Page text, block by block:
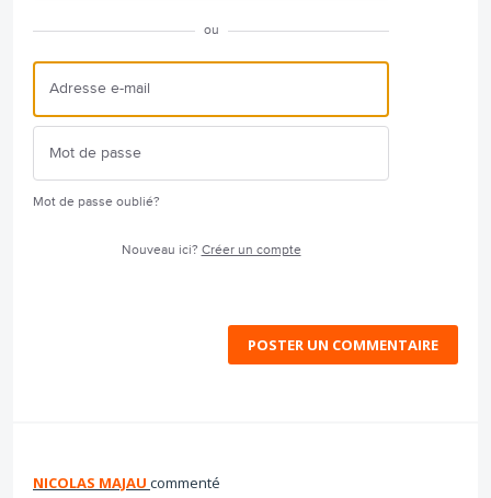
ou
Mot de passe oublié?
Nouveau ici? Créer un compte
POSTER UN COMMENTAIRE
NICOLAS MAJAU commenté